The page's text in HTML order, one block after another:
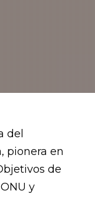
del
pionera en
de
y